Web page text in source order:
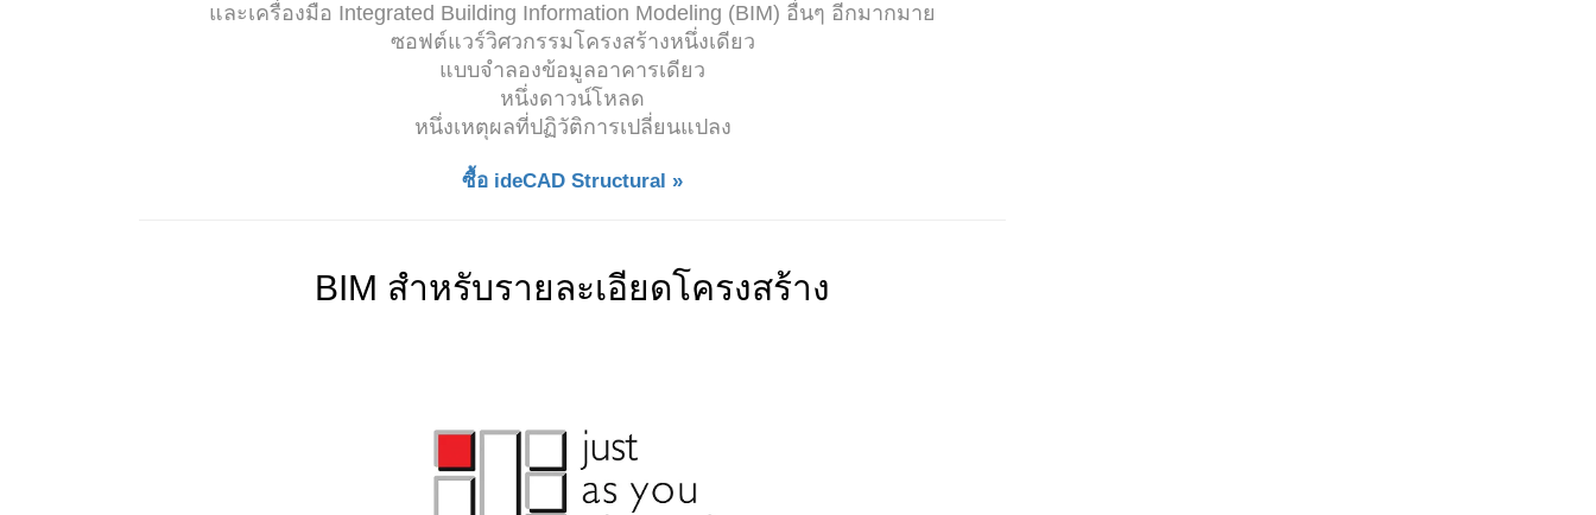
และเครื่องมือ Integrated Building Information Modeling (BIM) อื่นๆ อีกมากมาย
ซอฟต์แวร์วิศวกรรมโครงสร้างหนึ่งเดียว
แบบจำลองข้อมูลอาคารเดียว
หนึ่งดาวน์โหลด
หนึ่งเหตุผลที่ปฏิวัติการเปลี่ยนแปลง
ซื้อ ideCAD Structural »
BIM สำหรับรายละเอียดโครงสร้าง